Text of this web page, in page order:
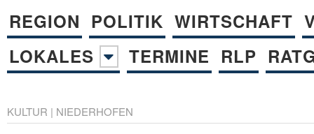
REGION POLITIK WIRTSCHAFT
LOKALES
TERMINE RLP
KULTUR | NIEDERHOFEN